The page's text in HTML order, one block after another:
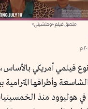
ملصق فيلم «وحتشيني»
فيلمي أمريكي
وأطرافها المترامية
في هوليوود منذ